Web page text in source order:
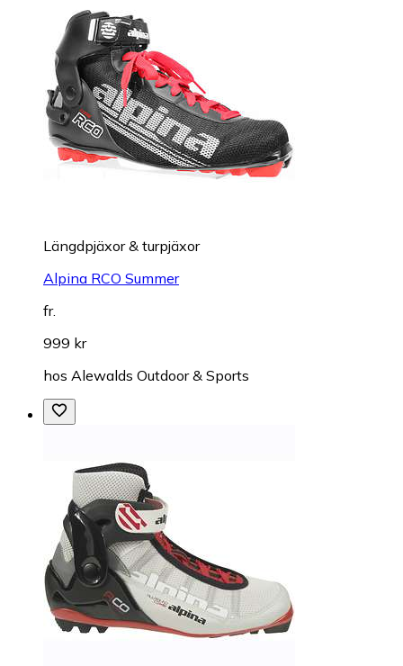
Längdpjäxor & turpjäxor
Alpina RCO Summer
fr.
999 kr
hos Alewalds Outdoor & Sports